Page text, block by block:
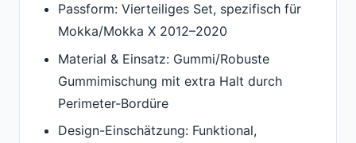
Passform: Vierteiliges Set, spezifisch für
Mokka/Mokka X 2012–2020
Material & Einsatz: Gummi/Robuste
Gummimischung mit extra Halt durch
Perimeter-Bordüre
Design-Einschätzung: Funktional,